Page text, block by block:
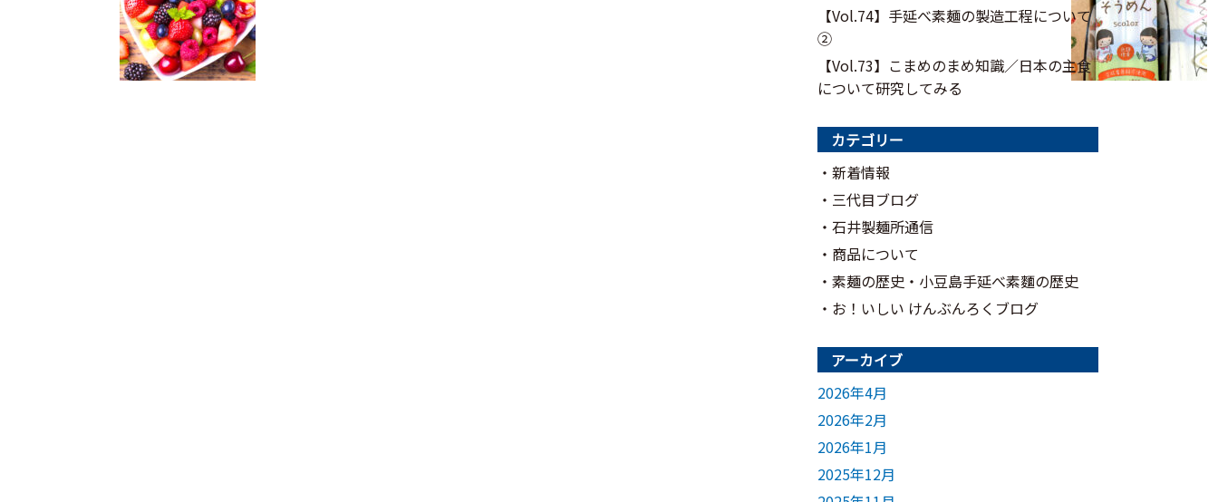
【Vol.74】手延べ素麺の製造工程について
②
【Vol.73】こまめのまめ知識／日本の主食
について研究してみる
カテゴリー
新着情報
三代目ブログ
石井製麺所通信
商品について
素麺の歴史・小豆島手延べ素麵の歴史
お！いしい けんぶんろくブログ
アーカイブ
2026年4月
2026年2月
2026年1月
2025年12月